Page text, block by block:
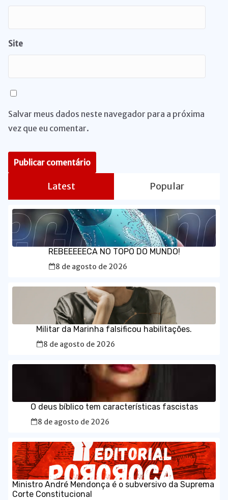
Site
Salvar meus dados neste navegador para a próxima
vez que eu comentar.
Latest Popular
REBEEEEECA NO TOPO DO MUNDO!
8 de agosto de 2026
Militar da Marinha falsificou habilitações.
8 de agosto de 2026
O deus bíblico tem características fascistas
8 de agosto de 2026
Ministro André Mendonça é o subversivo da Suprema
Corte Constitucional